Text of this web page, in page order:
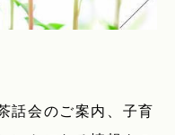
話会のご案内、子育